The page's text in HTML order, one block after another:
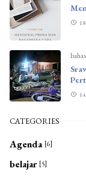
CATEGORIES
Agenda [6]
belajar [5]